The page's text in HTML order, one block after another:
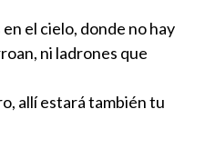
el cielo, donde no hay
ni ladrones que
allí estará también tu